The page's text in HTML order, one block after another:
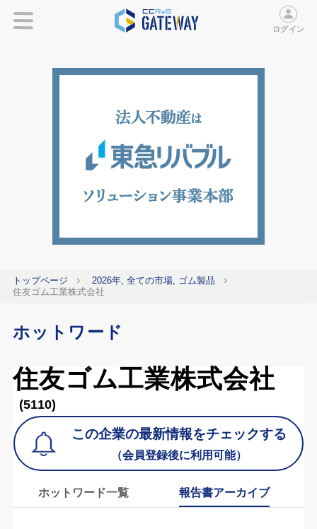
ログイン
トップページ
2026年, 全ての市場, ゴム製品
住友ゴム工業株式会社
ホットワード
住友ゴム工業株式会社
(5110)
この企業の最新情報をチェックする
（会員登録後に利用可能）
ホットワード一覧 報告書アーカイブ